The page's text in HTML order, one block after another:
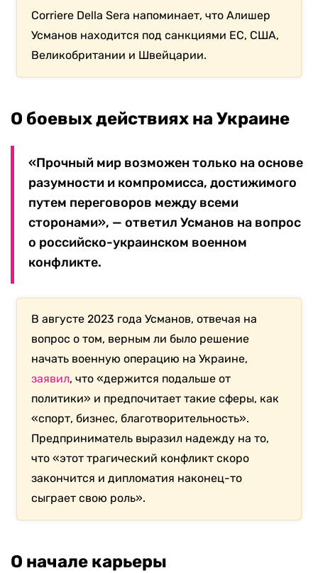
Corriere Della Sera напоминает, что Алишер
Усманов находится под санкциями ЕС, США,
Великобритании и Швейцарии.
О боевых действиях на Украине
«Прочный мир возможен только на основе
разумности и компромисса, достижимого
путем переговоров между всеми
сторонами», — ответил Усманов на вопрос
о российско-украинском военном
конфликте.
В августе 2023 года Усманов, отвечая на
вопрос о том, верным ли было решение
начать военную операцию на Украине,
заявил, что «держится подальше от
политики» и предпочитает такие сферы, как
«спорт, бизнес, благотворительность».
Предприниматель выразил надежду на то,
что «этот трагический конфликт скоро
закончится и дипломатия наконец-то
сыграет свою роль».
О начале карьеры